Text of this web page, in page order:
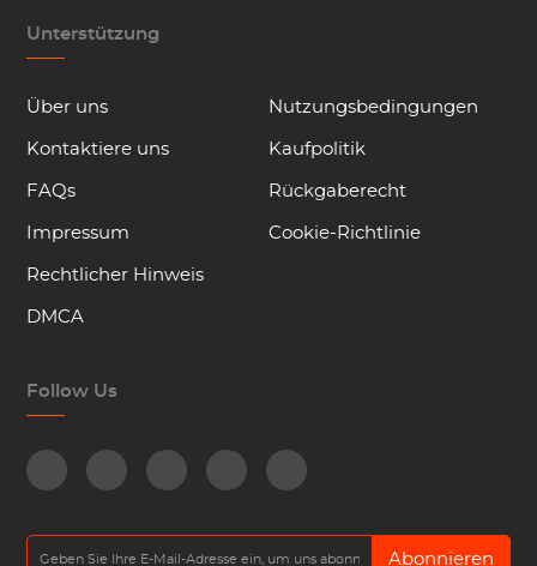
Unterstützung
Über uns
Kontaktiere uns
FAQs
Impressum
Rechtlicher Hinweis
DMCA
Nutzungsbedingungen
Kaufpolitik
Rückgaberecht
Cookie-Richtlinie
Follow Us
Abonnieren